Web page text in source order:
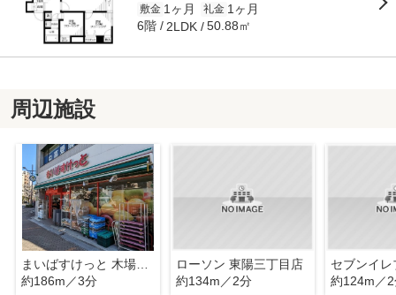
敷金 1ヶ月 礼金 1ヶ月
6階 2LDK 50.88㎡
周辺施設
まいばすけっと 木場駅前店
約186m／3分
ローソン 東陽三丁目店
約134m／2分
セブンイ
約124m／